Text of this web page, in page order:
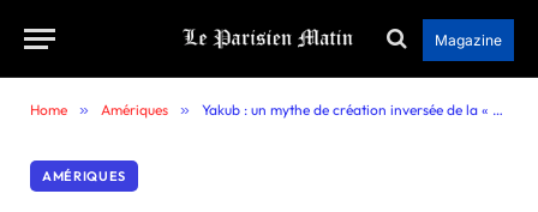
Magazine
Home » Amériques » Yakub : un mythe de création inversée de la « Nation of Islam »
AMÉRIQUES